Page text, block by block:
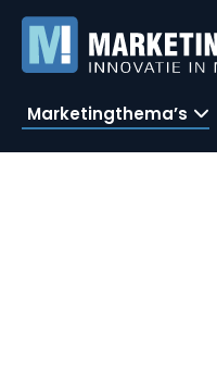
Marketingthema’s